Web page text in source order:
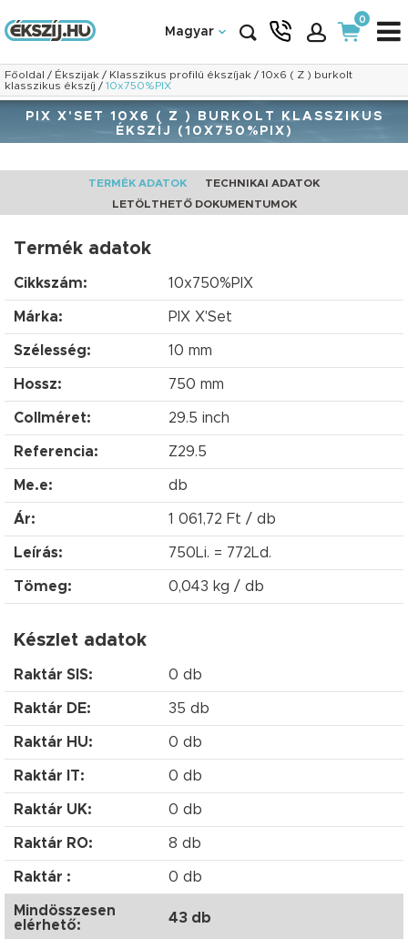
Magyar
0
Főoldal / Ékszijak / Klasszikus profilú ékszíjak / 10x6 ( Z ) burkolt
klasszikus ékszíj / 10x750%PIX
PIX X'SET 10X6 ( Z ) BURKOLT KLASSZIKUS
ÉKSZÍJ (10X750%PIX)
TERMÉK ADATOK
TECHNIKAI ADATOK
LETÖLTHETŐ DOKUMENTUMOK
Termék adatok
Cikkszám: 10x750%PIX
Márka: PIX X'Set
Szélesség: 10 mm
Hossz: 750 mm
Collméret: 29.5 inch
Referencia: Z29.5
Me.e: db
Ár: 1 061,72 Ft / db
Leírás: 750Li. = 772Ld.
Tömeg: 0,043 kg / db
Készlet adatok
Raktár SIS: 0 db
Raktár DE: 35 db
Raktár HU: 0 db
Raktár IT: 0 db
Raktár UK: 0 db
Raktár RO: 8 db
Raktár : 0 db
Mindösszesen
elérhető:
43 db